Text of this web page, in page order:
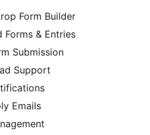
Form Builder
Forms & Entries
Submission
Support
Emails